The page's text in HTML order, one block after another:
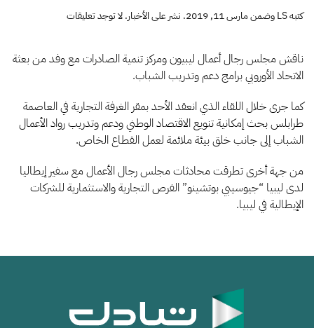
كتبهLSوضمنمارس 11, 2019 . نشر علىالأخبار.لا توجد تعليقاتعلى
الأعمال
يبحث
أوروبي
دعم
ناقش مجلس رجال أعمال ليبيون ومركز تنمية الصادرات مع وفد من بعثة
الاتحاد الأوروبي برامج دعم وتدريب الشباب.
كما جرى خلال اللقاء الذي انعقد الأحد بمقر الغرفة التجارية في العاصمة
طرابلس بحث إمكانية تنويع الاقتصاد الوطني ودعم وتدريب رواد الأعمال
الشباب إلى جانب خلق بيئة ملائمة لعمل القطاع الخاص.
من جهة أخرى تطرقت محادثات مجلس رجال الأعمال مع سفير إيطاليا
لدى ليبيا “جيوسيبي بوتشينو” الفرص التجارية والاستثمارية للشركات
الإيطالية في ليبيا.